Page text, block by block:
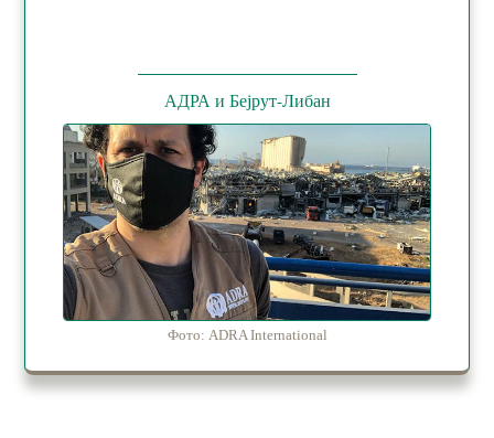
АДРА и Бејрут-Либан
Фото: ADRA International